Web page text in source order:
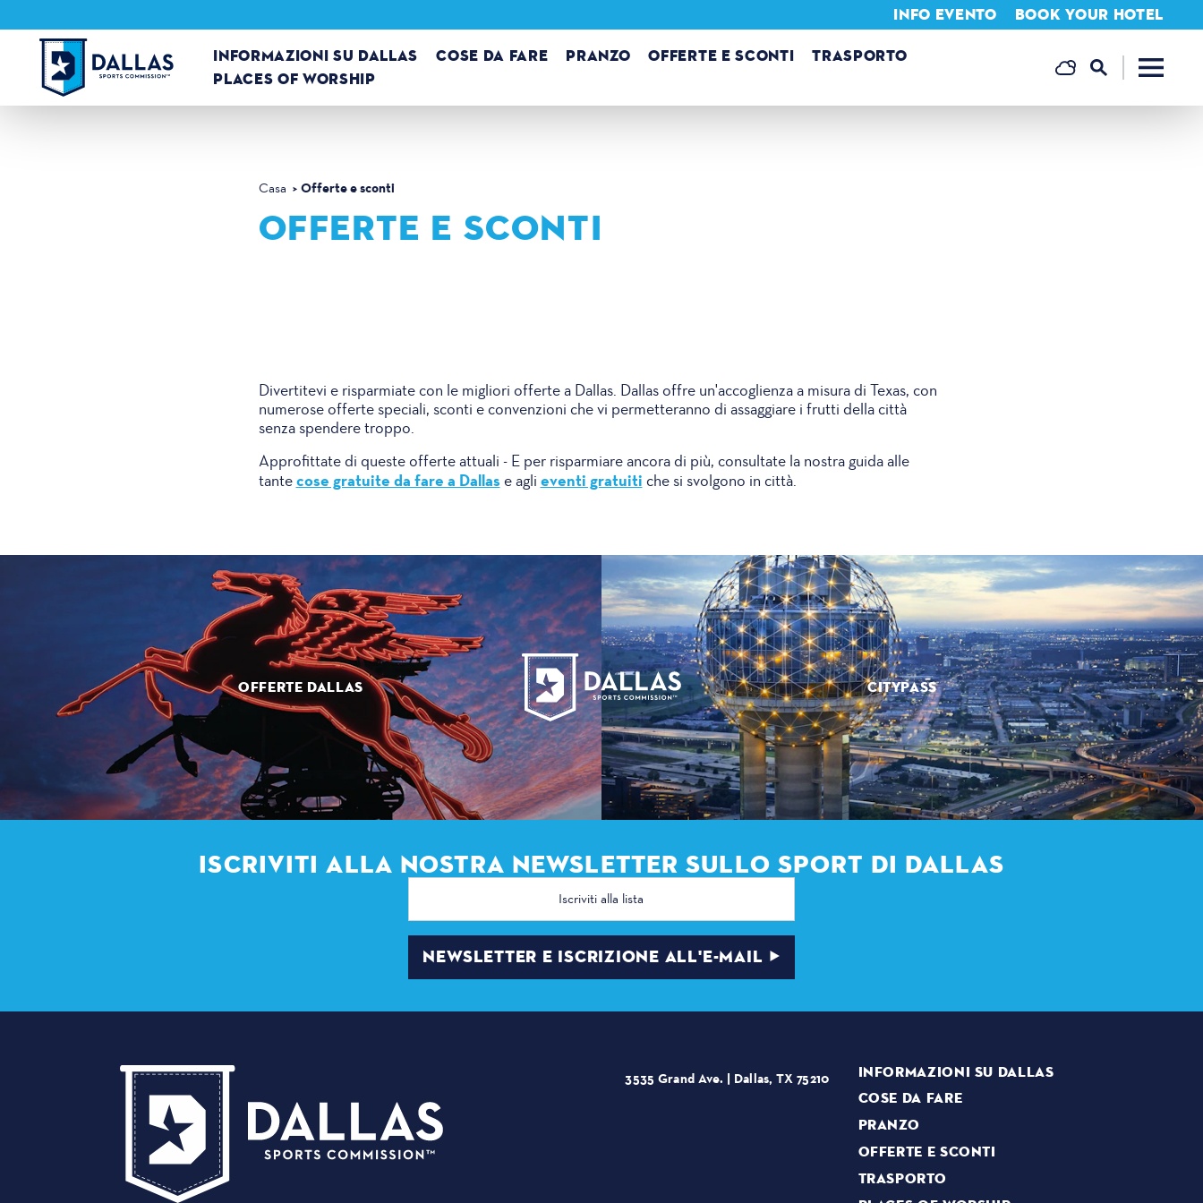
Vai al contenuto
INFORMAZIONI SU DALLAS COSE DA FARE PRANZO OFFERTE E SCONTI
TRASPORTO
PLACES OF WORSHIP
INFO EVENTO BOOK YOUR HOTEL
Casa Offerte e sconti
OFFERTE E SCONTI
Divertitevi e risparmiate con le migliori offerte a Dallas. Dallas offre un'accoglienza a misura di Texas, con
numerose offerte speciali, sconti e convenzioni che vi permetteranno di assaggiare i frutti della città
senza spendere troppo.
Approfittate di queste offerte attuali - E per risparmiare ancora di più, consultate la nostra guida alle
tantecose gratuite da fare a Dallas e agli eventi gratuiti che si svolgono in città.
OFFERTE DALLAS CITYPASS
ISCRIVITI ALLA NOSTRA NEWSLETTER SULLO SPORT DI DALLAS
Indirizzo
NEWSLETTER E ISCRIZIONE ALL'E-MAIL
3535 Grand Ave. | Dallas, TX 75210
INFORMAZIONI SU DALLAS
COSE DA FARE
PRANZO
OFFERTE E SCONTI
TRASPORTO